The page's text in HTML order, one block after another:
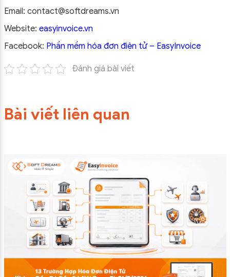
Email: contact@softdreams.vn
Website: easyinvoice.vn
Facebook: Phần mềm hóa đơn điện tử – EasyInvoice
Đánh giá bài viết
Bài viết liên quan